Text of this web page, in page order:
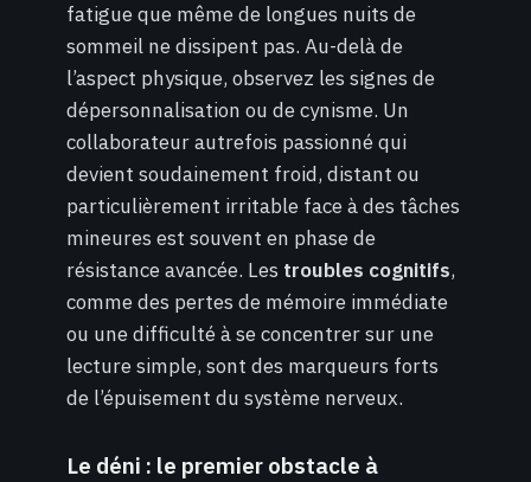
fatigue que même de longues nuits de
sommeil ne dissipent pas. Au-delà de
l’aspect physique, observez les signes de
dépersonnalisation ou de cynisme. Un
collaborateur autrefois passionné qui
devient soudainement froid, distant ou
particulièrement irritable face à des tâches
mineures est souvent en phase de
résistance avancée. Les troubles cognitifs,
comme des pertes de mémoire immédiate
ou une difficulté à se concentrer sur une
lecture simple, sont des marqueurs forts
de l’épuisement du système nerveux.
Le déni : le premier obstacle à